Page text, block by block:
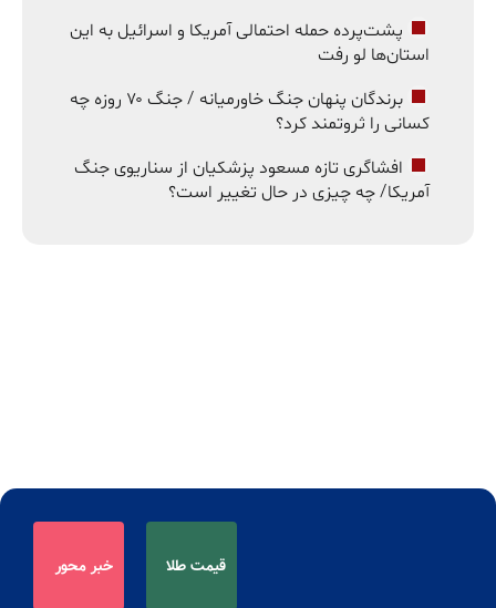
پشت‌پرده حمله احتمالی آمریکا و اسرائیل به این
استان‌ها لو رفت
برندگان پنهان جنگ خاورمیانه / جنگ ۷۰ روزه چه
کسانی را ثروتمند کرد؟
افشاگری تازه مسعود پزشکیان از سناریوی جنگ
آمریکا/ چه چیزی در حال تغییر است؟
قیمت طلا خبر محور